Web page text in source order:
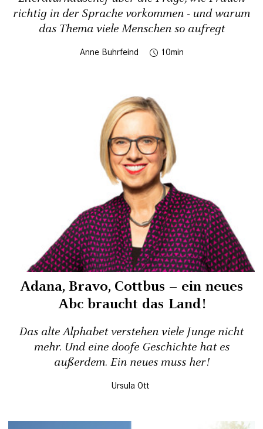
richtig in der Sprache vorkommen - und warum
das Thema viele Menschen so aufregt
Anne Buhrfeind 10
Adana, Bravo, Cottbus – ein neues
Abc braucht das Land!
Das alte Alphabet verstehen viele Junge nicht
mehr. Und eine doofe Geschichte hat es
außerdem. Ein neues muss her!
Ursula Ott